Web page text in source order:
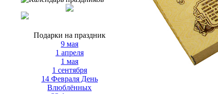
Подарки на праздник
9 мая
1 апреля
1 мая
1 сентября
14 Февраля День
Влюблённых